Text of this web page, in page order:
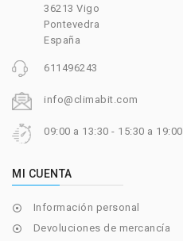
36213 Vigo
Pontevedra
España
611496243
info@climabit.com
09:00 a 13:30 - 15:30 a 19:00
MI CUENTA
 Información personal
 Devoluciones de mercancía